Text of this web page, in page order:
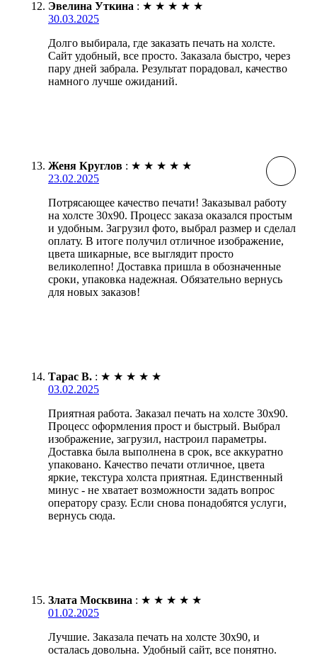
Эвелина Уткина : ★ ★ ★ ★ ★
30.03.2025
Долго выбирала, где заказать печать на холсте.
Сайт удобный, все просто. Заказала быстро, через
пару дней забрала. Результат порадовал, качество
намного лучше ожиданий.
Женя Круглов : ★ ★ ★ ★ ★
23.02.2025
Потрясающее качество печати! Заказывал работу
на холсте 30х90. Процесс заказа оказался простым
и удобным. Загрузил фото, выбрал размер и сделал
оплату. В итоге получил отличное изображение,
цвета шикарные, все выглядит просто
великолепно! Доставка пришла в обозначенные
сроки, упаковка надежная. Обязательно вернусь
для новых заказов!
Тарас В. : ★ ★ ★ ★ ★
03.02.2025
Приятная работа. Заказал печать на холсте 30х90.
Процесс оформления прост и быстрый. Выбрал
изображение, загрузил, настроил параметры.
Доставка была выполнена в срок, все аккуратно
упаковано. Качество печати отличное, цвета
яркие, текстура холста приятная. Единственный
минус - не хватает возможности задать вопрос
оператору сразу. Если снова понадобятся услуги,
вернусь сюда.
Злата Москвина : ★ ★ ★ ★ ★
01.02.2025
Лучшие. Заказала печать на холсте 30х90, и
осталась довольна. Удобный сайт, все понятно.